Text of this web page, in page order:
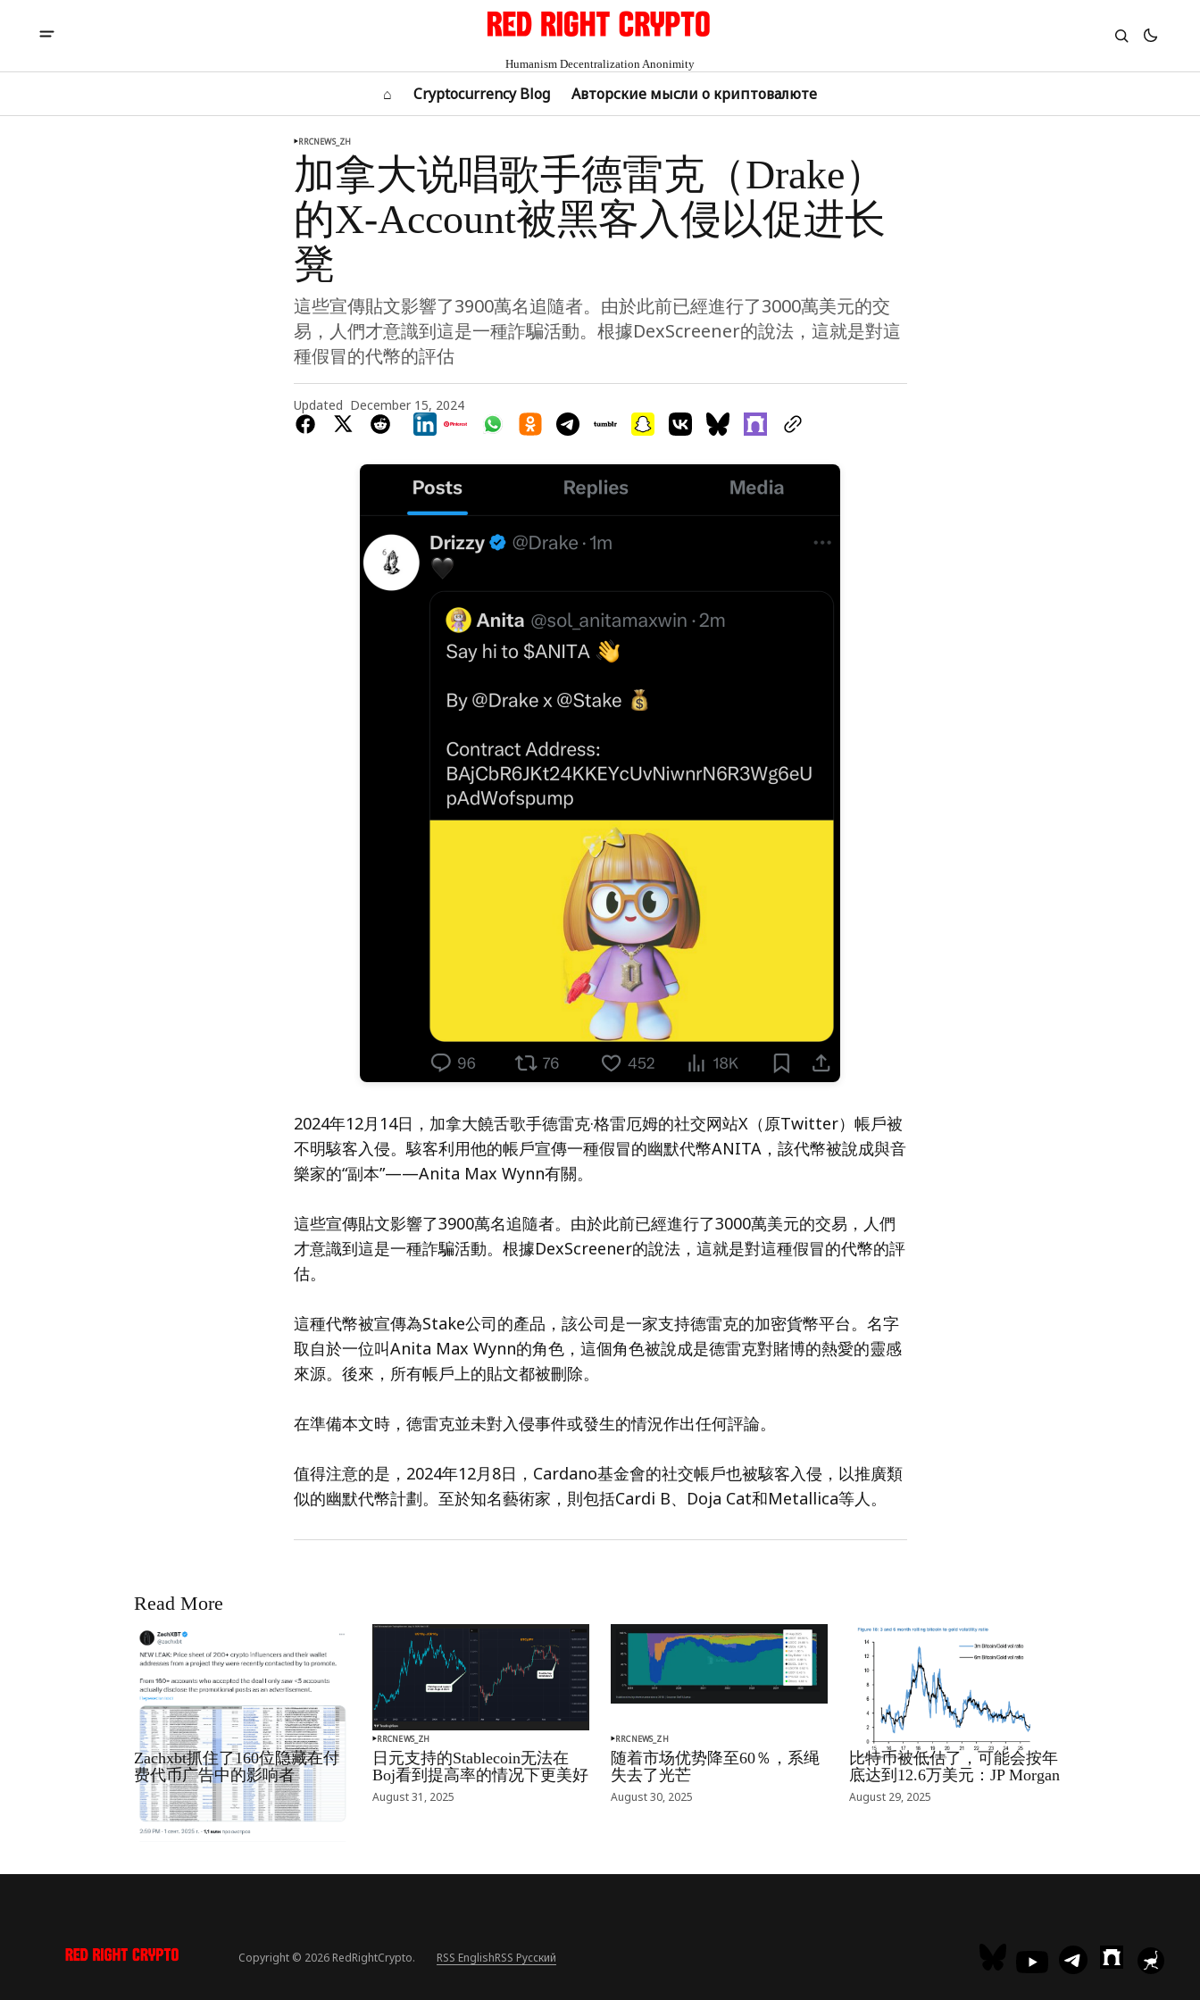
Humanism Decentralization Anonimity
⌂ Cryptocurrency Blog Авторские мысли о криптовалюте
RRCNEWS_ZH
加拿大说唱歌手德雷克（Drake）
的X-Account被黑客入侵以促进长
凳
這些宣傳貼文影響了3900萬名追隨者。由於此前已經進行了3000萬美元的交
易，人們才意識到這是一種詐騙活動。根據DexScreener的說法，這就是對這
種假冒的代幣的評估
Updated December 15, 2024
2024年12月14日，加拿大饒舌歌手德雷克·格雷厄姆的社交网站X（原Twitter）帳戶被
不明駭客入侵。駭客利用他的帳戶宣傳一種假冒的幽默代幣ANITA，該代幣被說成與音
樂家的“副本”——Anita Max Wynn有關。
這些宣傳貼文影響了3900萬名追隨者。由於此前已經進行了3000萬美元的交易，人們
才意識到這是一種詐騙活動。根據DexScreener的說法，這就是對這種假冒的代幣的評
估。
這種代幣被宣傳為Stake公司的產品，該公司是一家支持德雷克的加密貨幣平台。名字
取自於一位叫Anita Max Wynn的角色，這個角色被說成是德雷克對賭博的熱愛的靈感
來源。後來，所有帳戶上的貼文都被刪除。
在準備本文時，德雷克並未對入侵事件或發生的情況作出任何評論。
值得注意的是，2024年12月8日，Cardano基金會的社交帳戶也被駭客入侵，以推廣類
似的幽默代幣計劃。至於知名藝術家，則包括Cardi B、Doja Cat和Metallica等人。
Read More
RRCNEWS_ZH
Zachxbt抓住了160位隐藏在付
费代币广告中的影响者
September 01, 2025
RRCNEWS_ZH
日元支持的Stablecoin无法在
Boj看到提高率的情况下更美好
August 31, 2025
RRCNEWS_ZH
随着市场优势降至60％，系绳
失去了光芒
August 30, 2025
RRCNEWS_ZH
比特币被低估了，可能会按年
底达到12.6万美元：JP Morgan
August 29, 2025
Copyright © 2026 RedRightCrypto. RSS EnglishRSS Русский